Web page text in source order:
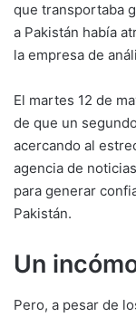
que transportaba
a Pakistán había
la empresa de
El martes 12 de
de que un
acercando al
agencia de
para generar
Pakistán.
Un
Pero, a pesar de